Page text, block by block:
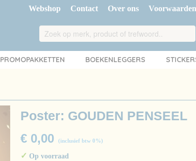
Webshop Contact Over ons Voorwaarden
PROMOPAKKETTEN BOEKENLEGGERS
Poster: GOUDEN PENSEEL
€ 0,00 (inclusief btw 0%)
✓ Op voorraad